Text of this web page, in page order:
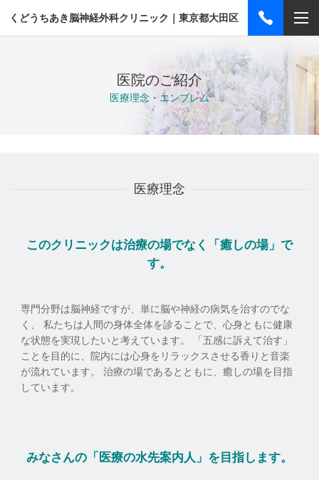
くどうちあき脳神経外科クリニック｜東京都大田区
医院のご紹介
医療理念・エンブレム
医療理念
このクリニックは治療の場でなく「癒しの場」で
す。
専門分野は脳神経ですが、単に脳や神経の病気を治すのでな
く、 私たちは人間の身体全体を診ることで、心身ともに健康
な状態を実現したいと考えています。 「五感に訴えて治す」
ことを目的に、院内には心身をリラックスさせる香りと音楽
が流れています。 治療の場であるとともに、癒しの場を目指
しています。
みなさんの「医療の水先案内人」を目指します。